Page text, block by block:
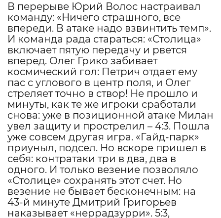
В перерыве Юрий Волос настраивал
команду: «Ничего страшного, все
впереди. В атаке надо взвинтить темп».
И команда рада стараться: «Столица»
включает пятую передачу и рвется
вперед. Олег Грико забивает
космический гол: Петрич отдает ему
пас с углового в центр поля, и Олег
стреляет точно в створ! Не прошло и
минуты, как те же игроки сработали
снова: уже в позиционной атаке Милан
увел защиту и прострелил – 4:3. Пошла
уже совсем другая игра. «Гайд-парк»
приуныл, подсел. Но вскоре пришел в
себя: контратаки три в два, два в
одного. И только везение позволяло
«Столице» сохранять этот счет. Но
везение не бывает бесконечным: на
43-й минуте Дмитрий Григорьев
наказывает «неррадзурри». 5:3,